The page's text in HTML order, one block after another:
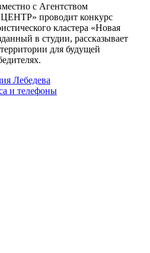
с Агентством
проводит конкурс
кластера «Новая
в студии, рассказывает
для будущей
Лебедева
и телефоны